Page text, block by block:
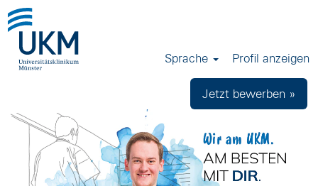
Sprache Profil anzeigen
Jetzt bewerben »